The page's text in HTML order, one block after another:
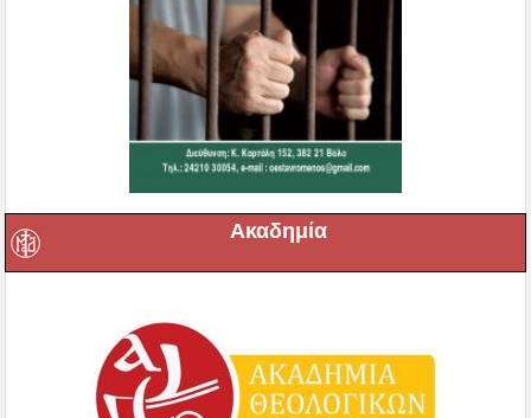
Ακαδημία